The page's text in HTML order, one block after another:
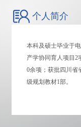
个人简介
本科及硕士毕业于
产学协同育人项目2
0余项；获批四川省
级规划教材1部。